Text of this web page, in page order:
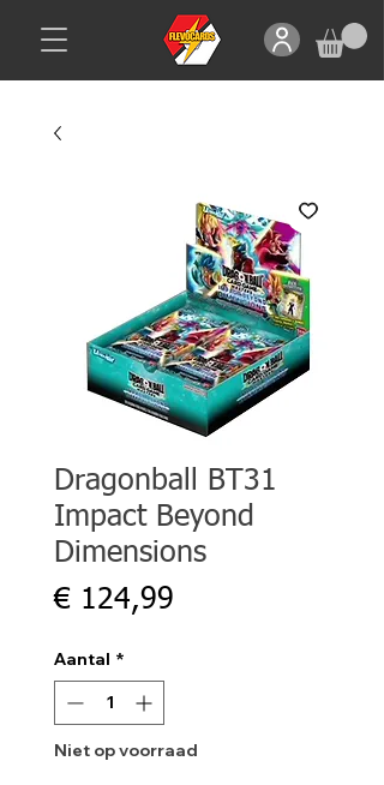
Dragonball BT31
Impact Beyond
Dimensions
€ 124,99
Aantal *
Niet op voorraad